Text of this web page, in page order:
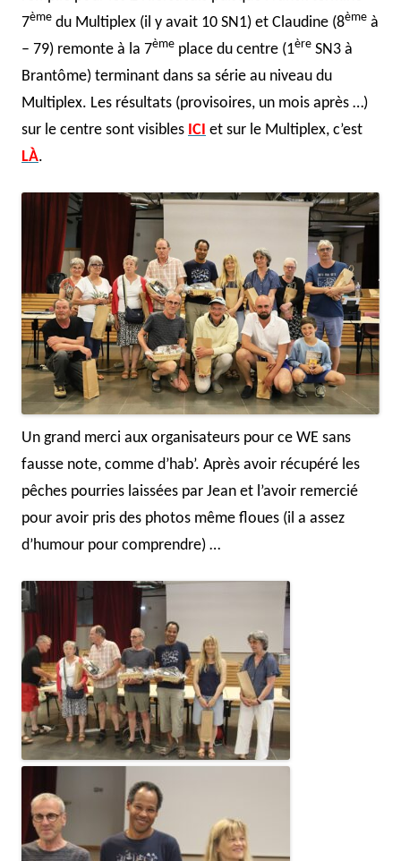
7ème du Multiplex (il y avait 10 SN1) et Claudine (8ème à
– 79) remonte à la 7ème place du centre (1ère SN3 à
Brantôme) terminant dans sa série au niveau du
Multiplex. Les résultats (provisoires, un mois après …)
sur le centre sont visibles ICI et sur le Multiplex, c’est
LÀ.
Un grand merci aux organisateurs pour ce WE sans
fausse note, comme d’hab’. Après avoir récupéré les
pêches pourries laissées par Jean et l’avoir remercié
pour avoir pris des photos même floues (il a assez
d’humour pour comprendre) …